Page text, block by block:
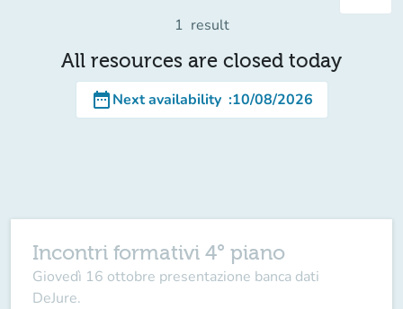
1 result
All resources are closed today
date_rangeNext availability :10/08/2026
Incontri formativi 4° piano
Giovedì 16 ottobre presentazione banca dati
DeJure.